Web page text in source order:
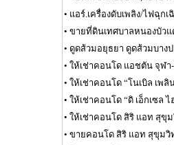
• แอร์.เครื่องดับเพลิง/ไฟฉุกเ
• ขายที่ดินเทศบาลหนองบัว
• ดูดส้วมอยุธยา ดูดส้วมบางป
• ให้เช่าคอนโด แอชตัน จุฬา-
• ให้เช่าคอนโด “โนเบิล เพลิ
• ให้เช่าคอนโด “ดิ เอ็กเซล
• ให้เช่าคอนโด สิริ แอท สุขุม
• ขายคอนโด สิริ แอท สุขุมวิท